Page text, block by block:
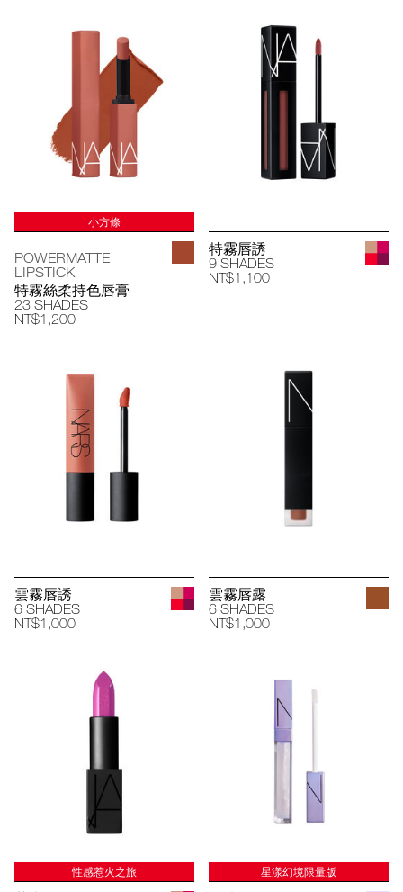
小方條
POWERMATTE
LIPSTICK
特霧絲柔持色唇膏
23 SHADES
NT$1,200
特霧唇誘
9 SHADES
NT$1,100
雲霧唇誘
6 SHADES
NT$1,000
雲霧唇露
6 SHADES
NT$1,000
性感惹火之旅 星漾幻境限量版